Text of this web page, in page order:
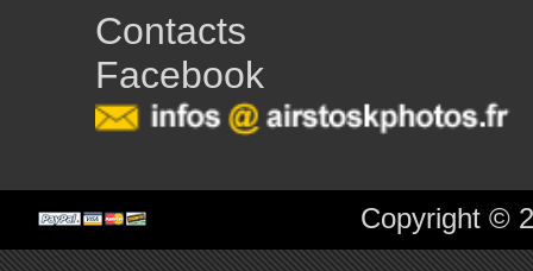
Contacts
Facebook
Copyright ©